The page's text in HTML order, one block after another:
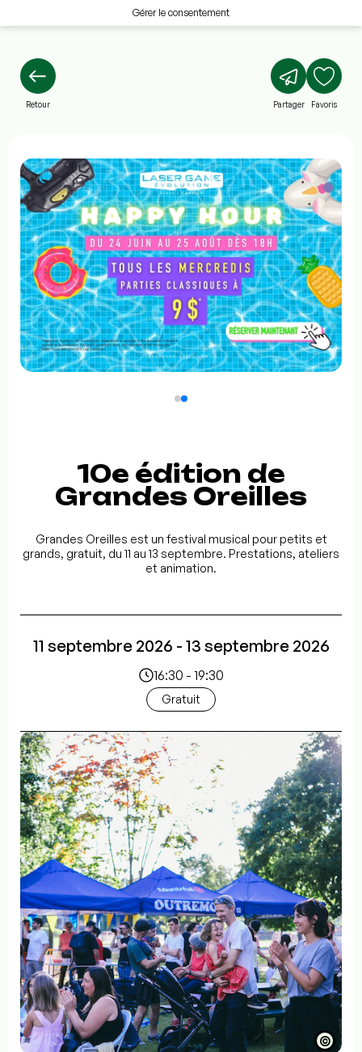
Gérer le consentement
Retour Partager Favoris
10e édition de
Grandes Oreilles
Grandes Oreilles est un festival musical pour petits et
grands, gratuit, du 11 au 13 septembre. Prestations, ateliers
et animation.
11 septembre 2026 - 13 septembre 2026
16:30 - 19:30
Gratuit
©